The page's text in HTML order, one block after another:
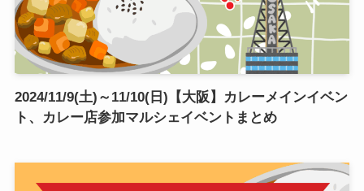
2024/11/9(土)～11/10(日)【大阪】カレーメインイベン
ト、カレー店参加マルシェイベントまとめ